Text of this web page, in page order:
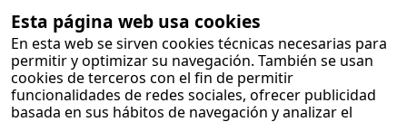
Esta página web usa cookies
En esta web se sirven cookies técnicas necesarias para
permitir y optimizar su navegación. También se usan
cookies de terceros con el fin de permitir
funcionalidades de redes sociales, ofrecer publicidad
basada en sus hábitos de navegación y analizar el